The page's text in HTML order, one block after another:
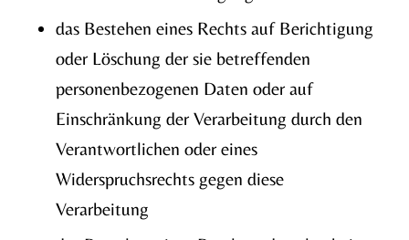
das Bestehen eines Rechts auf Berichtigung
oder Löschung der sie betreffenden
personenbezogenen Daten oder auf
Einschränkung der Verarbeitung durch den
Verantwortlichen oder eines
Widerspruchsrechts gegen diese
Verarbeitung